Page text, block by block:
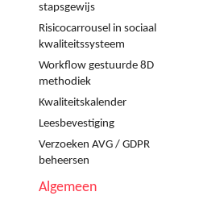
stapsgewijs
Risicocarrousel in sociaal
kwaliteitssysteem
Workflow gestuurde 8D
methodiek
Kwaliteitskalender
Leesbevestiging
Verzoeken AVG / GDPR
beheersen
Algemeen